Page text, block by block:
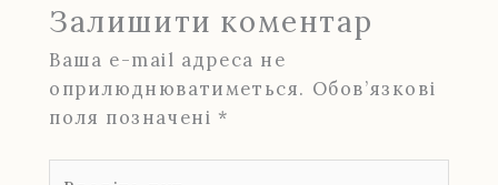
Залишити коментар
Ваша e-mail адреса не
оприлюднюватиметься. Обов’язкові
поля позначені *